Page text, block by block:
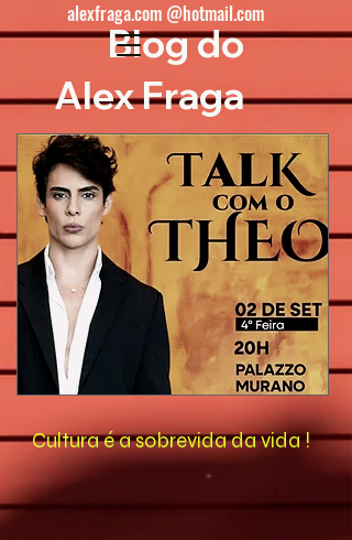
Cultura é a sobrevida da vida !
Blog do
Alex Fraga
alexfraga.com @hotmail.com